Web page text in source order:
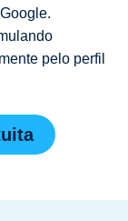
pelo perfil